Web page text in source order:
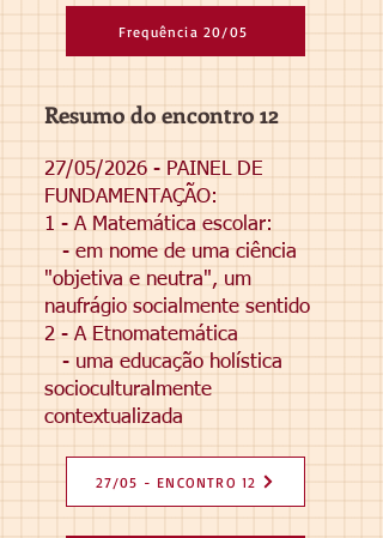
Frequência 20/05
Resumo do encontro 12
27/05/2026 - PAINEL DE
FUNDAMENTAÇÃO:
1 - A Matemática escolar:
- em nome de uma ciência
"objetiva e neutra", um
naufrágio socialmente sentido
2 - A Etnomatemática
- uma educação holística
socioculturalmente
contextualizada
27/05 - ENCONTRO 12